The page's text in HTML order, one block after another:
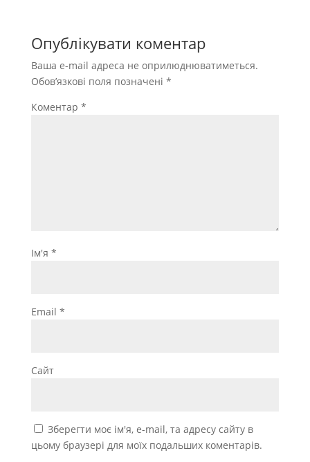
Опублікувати коментар
Ваша e-mail адреса не оприлюднюватиметься.
Обов’язкові поля позначені *
Коментар *
Ім'я *
Email *
Сайт
Зберегти моє ім'я, e-mail, та адресу сайту в
цьому браузері для моїх подальших коментарів.